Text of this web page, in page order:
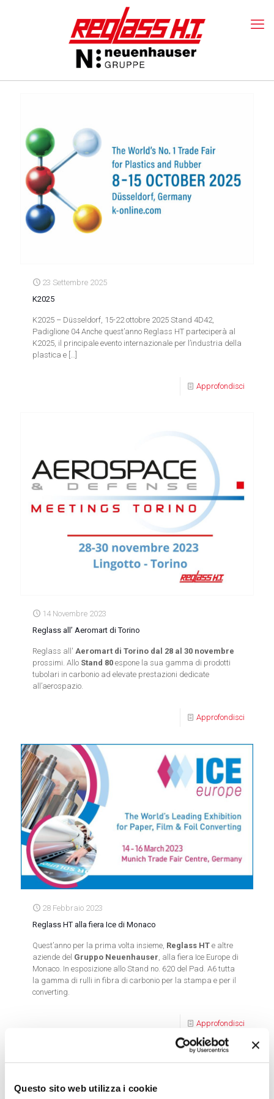
Questo sito web utilizza i cookie
23 Settembre 2025
K2025
K2025 – Düsseldorf, 15-22 ottobre 2025 Stand 4D42,
Padiglione 04 Anche quest’anno Reglass HT parteciperà al
K2025, il principale evento internazionale per l’industria della
plastica e […]
Approfondisci
14 Novembre 2023
Reglass all’ Aeromart di Torino
Reglass all' Aeromart di Torino dal 28 al 30 novembre
prossimi. Allo Stand 80 espone la sua gamma di prodotti
tubolari in carbonio ad elevate prestazioni dedicate
all’aerospazio.
Approfondisci
28 Febbraio 2023
Reglass HT alla fiera Ice di Monaco
Quest’anno per la prima volta insieme, Reglass HT e altre
aziende del Gruppo Neuenhauser, alla fiera Ice Europe di
Monaco. In esposizione allo Stand no. 620 del Pad. A6 tutta
la gamma di rulli in fibra di carbonio per la stampa e per il
converting.
Approfondisci